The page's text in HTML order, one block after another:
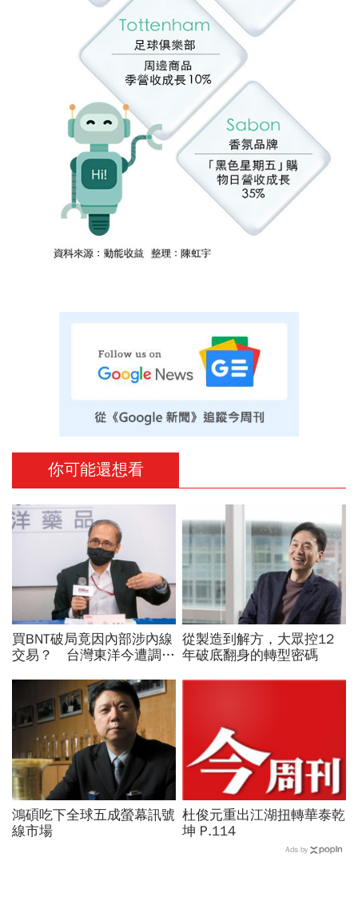
你可能還想看
買BNT破局竟因內部涉內線
交易？ 台灣東洋今遭調查
從製造到解方，大眾控12
年破底翻身的轉型密碼
鴻碩吃下全球五成螢幕訊號
線市場
杜俊元重出江湖扭轉華泰乾
坤 P.114
Ads by